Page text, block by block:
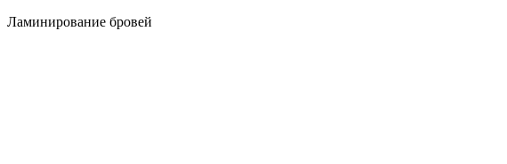
Ламинирование бровей